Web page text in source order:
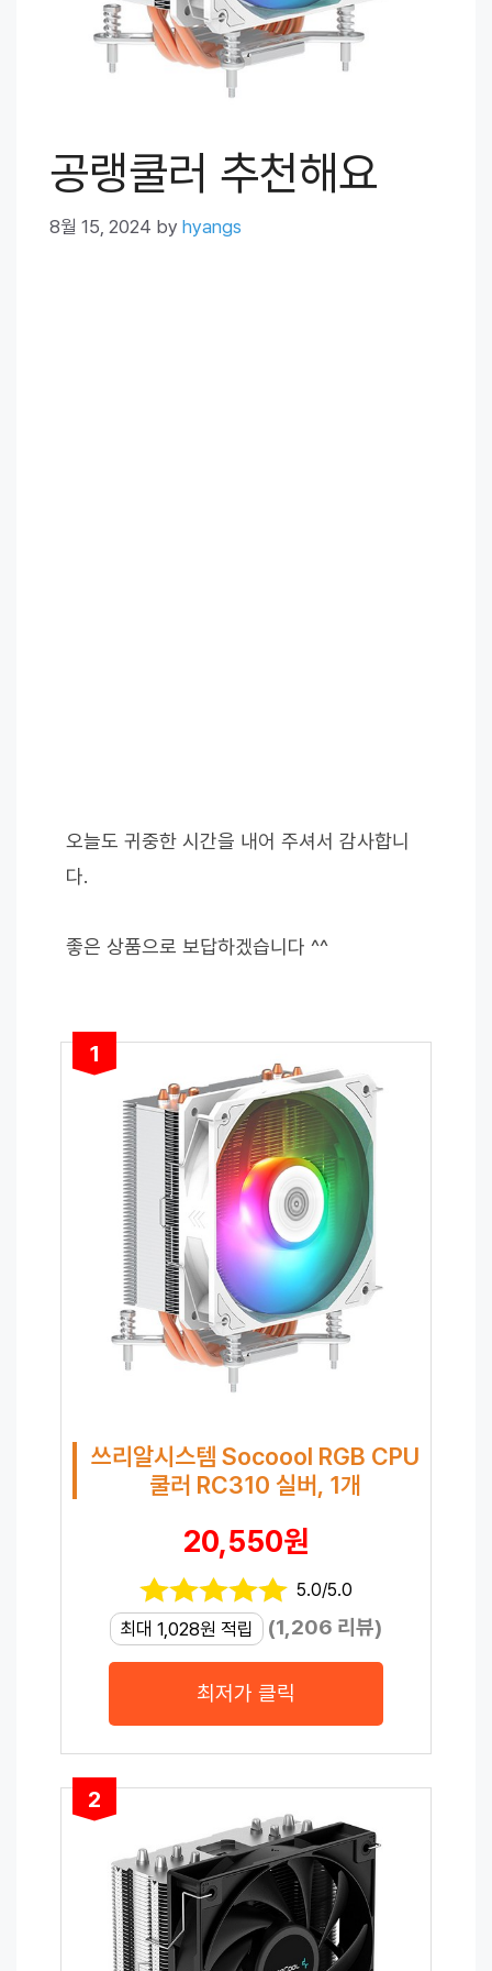
공랭쿨러 추천해요
8월 15, 2024 by hyangs
오늘도 귀중한 시간을 내어 주셔서 감사합니
다.
좋은 상품으로 보답하겠습니다 ^^
1
쓰리알시스템 Socoool RGB CPU
쿨러 RC310 실버, 1개
20,550원
5.0/5.0
최대 1,028원 적립 (1,206 리뷰)
최저가 클릭
2